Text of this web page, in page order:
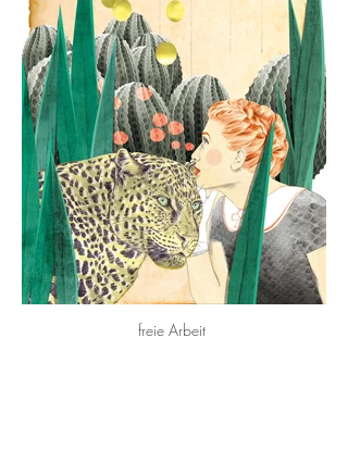
freie Arbeit